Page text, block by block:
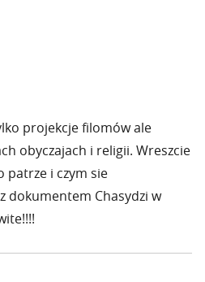
projekcje filomów ale
obyczajach i religii. Wreszcie
patrze i czym sie
dokumentem Chasydzi w